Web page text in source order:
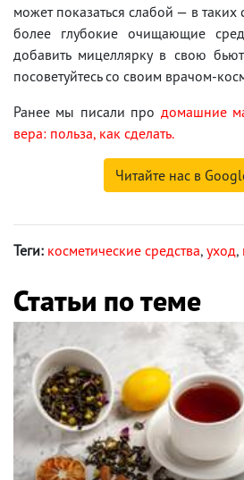
может показаться слабой — в
более глубокие очищающие
добавить мицеллярку в свою
посоветуйтесь со своим врачом-
Ранее мы писали про домашние
вера: польза, как сделать.
Читайте нас в
Теги: косметические средства, уход,
Статьи по теме